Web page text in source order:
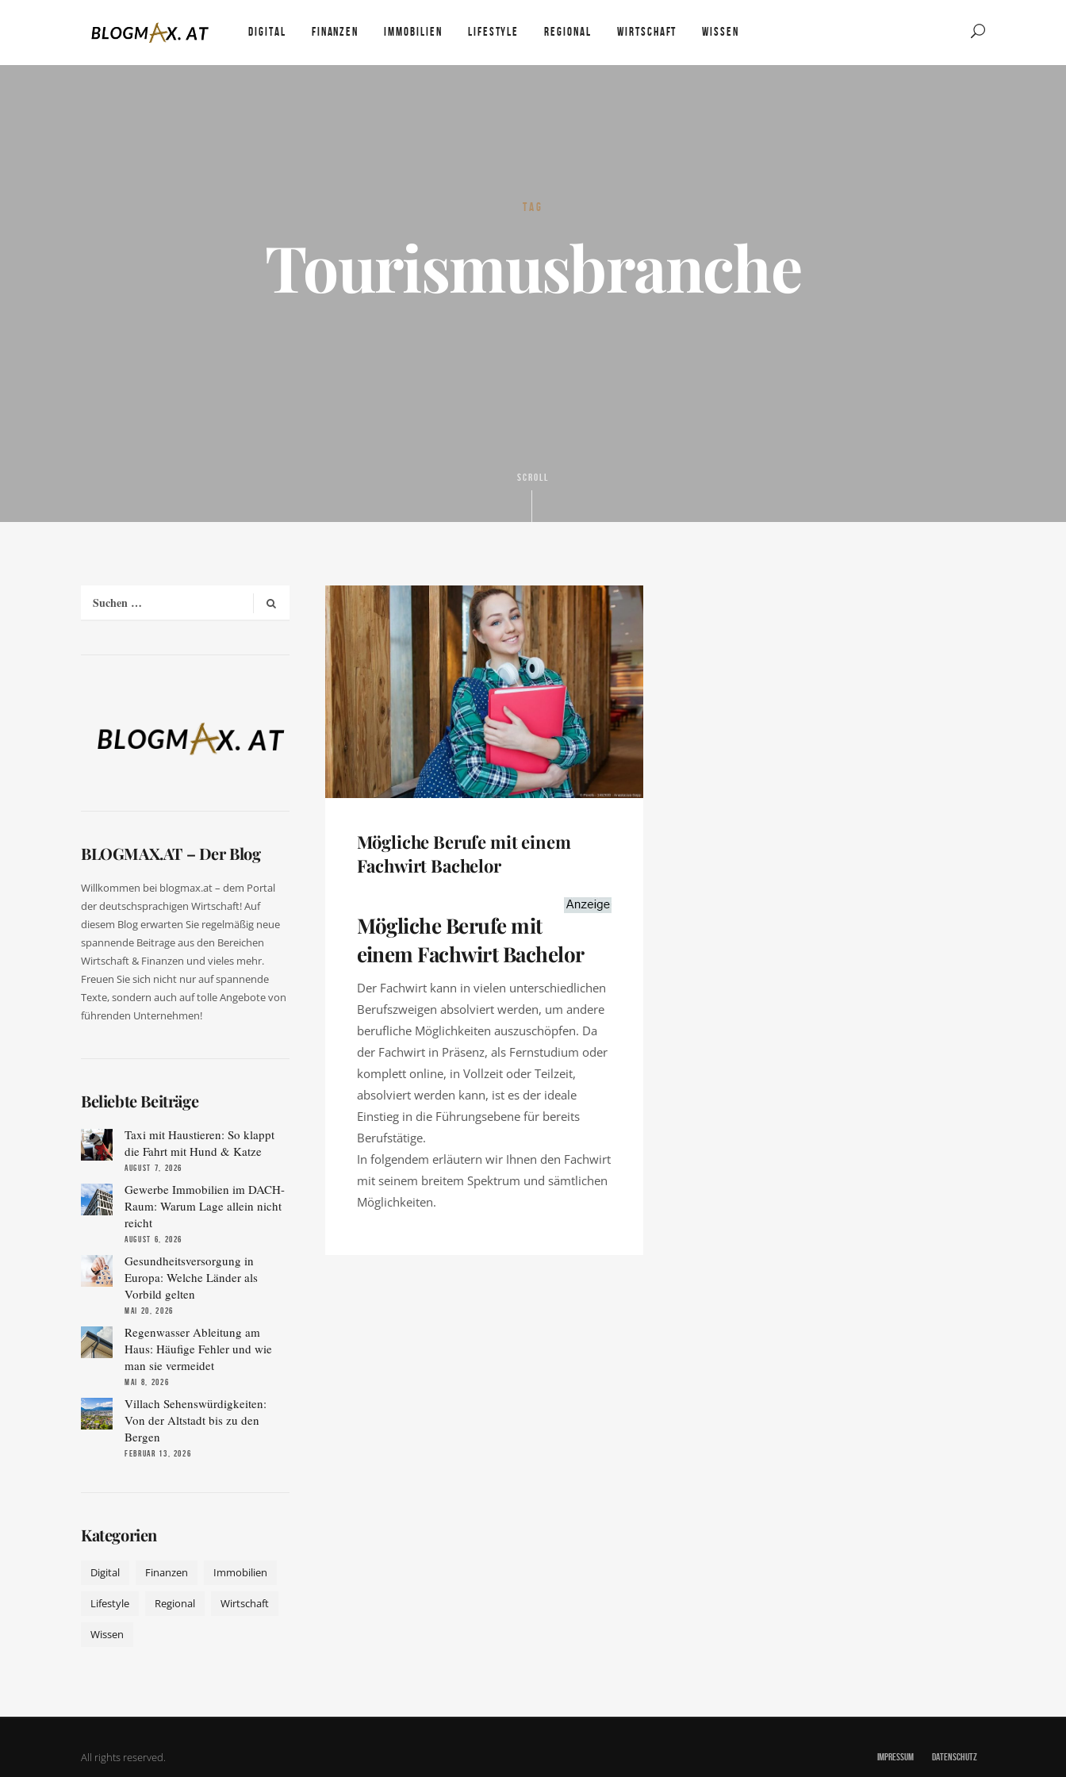
DIGITAL FINANZEN IMMOBILIEN LIFESTYLE REGIONAL WIRTSCHAFT WISSEN
TAG
Tourismusbranche
SCROLL
BLOGMAX.AT – Der Blog
Willkommen bei blogmax.at – dem Portal
der deutschsprachigen Wirtschaft! Auf
diesem Blog erwarten Sie regelmäßig neue
spannende Beitrage aus den Bereichen
Wirtschaft & Finanzen und vieles mehr.
Freuen Sie sich nicht nur auf spannende
Texte, sondern auch auf tolle Angebote von
führenden Unternehmen!
Beliebte Beiträge
Taxi mit Haustieren: So klappt
die Fahrt mit Hund & Katze
AUGUST 7, 2026
Gewerbe Immobilien im DACH-
Raum: Warum Lage allein nicht
reicht
AUGUST 6, 2026
Gesundheitsversorgung in
Europa: Welche Länder als
Vorbild gelten
MAI 20, 2026
Regenwasser Ableitung am
Haus: Häufige Fehler und wie
man sie vermeidet
MAI 8, 2026
Villach Sehenswürdigkeiten:
Von der Altstadt bis zu den
Bergen
FEBRUAR 13, 2026
Kategorien
Digital Finanzen Immobilien
Lifestyle Regional Wirtschaft
Wissen
Mögliche Berufe mit einem
Fachwirt Bachelor
Mögliche Berufe mit
einem Fachwirt Bachelor
Der Fachwirt kann in vielen unterschiedlichen
Berufszweigen absolviert werden, um andere
berufliche Möglichkeiten auszuschöpfen. Da
der Fachwirt in Präsenz, als Fernstudium oder
komplett online, in Vollzeit oder Teilzeit,
absolviert werden kann, ist es der ideale
Einstieg in die Führungsebene für bereits
Berufstätige.
In folgendem erläutern wir Ihnen den Fachwirt
mit seinem breitem Spektrum und sämtlichen
Möglichkeiten.
All rights reserved. IMPRESSUM DATENSCHUTZ